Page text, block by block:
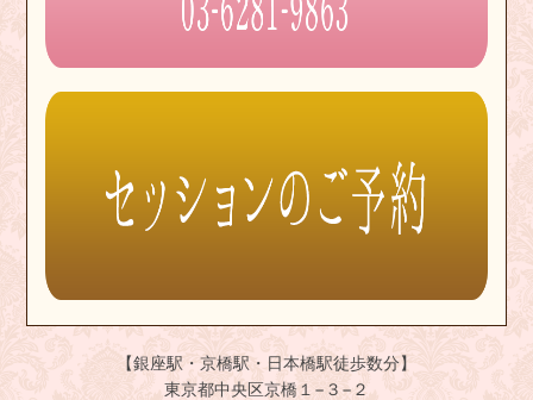
【銀座駅・京橋駅・日本橋駅徒歩数分】
東京都中央区京橋１−３−２